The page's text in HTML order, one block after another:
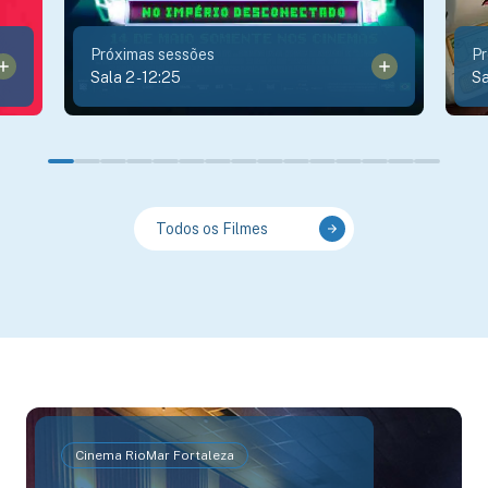
Próximas sessões
Sala 2-12:25
Todos os Filmes
Cinema RioMar Fortaleza